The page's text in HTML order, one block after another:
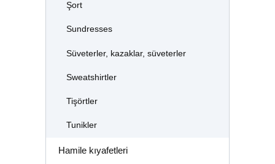
Şort
Sundresses
Süveterler, kazaklar, süveterler
Sweatshirtler
Tişörtler
Tunikler
Hamile kıyafetleri